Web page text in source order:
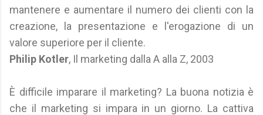
mantenere e aumentare il numero dei clienti con la
creazione, la presentazione e l'erogazione di un
valore superiore per il cliente.
Philip Kotler, Il marketing dalla A alla Z, 2003
È difficile imparare il marketing? La buona notizia è
che il marketing si impara in un giorno. La cattiva